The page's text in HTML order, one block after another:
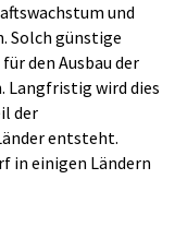
und
Solch günstige
den Ausbau der
Langfristig wird dies
der
entsteht.
in einigen Ländern